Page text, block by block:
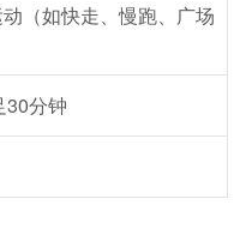
（如快走、慢跑、广场
30分钟